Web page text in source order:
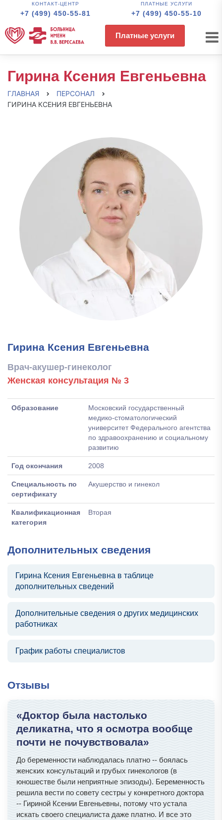
КОНТАКТ-ЦЕНТР
+7 (499) 450-55-81
ПЛАТНЫЕ УСЛУГИ
+7 (499) 450-55-10
Платные услуги
Гирина Ксения Евгеньевна
ГЛАВНАЯ
ПЕРСОНАЛ
ГИРИНА КСЕНИЯ ЕВГЕНЬЕВНА
Гирина Ксения Евгеньевна
Врач-акушер-гинеколог
Женская консультация № 3
Образование
Московский государственный
медико-стоматологический
университет Федерального агентства
по здравоохранению и социальному
развитию
Год окончания 2008
Специальность по
сертификату
Акушерство и гинекол
Квалификационная
категория
Вторая
Дополнительных сведения
Гирина Ксения Евгеньевна в таблице
дополнительных сведений
Дополнительные сведения о других медицинских
работниках
График работы специалистов
Отзывы
«Доктор была настолько
деликатна, что я осмотра вообще
почти не почувствовала»
До беременности наблюдалась платно -- боялась
женских консультаций и грубых гинекологов (в
юношестве были неприятные эпизоды). Беременность
решила вести по совету сестры у конкретного доктора
-- Гириной Ксении Евгеньевны, потому что устала
искать своего специалиста даже платно. И все это